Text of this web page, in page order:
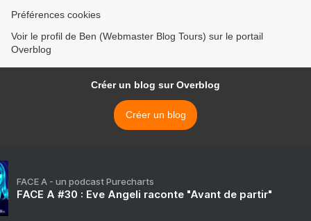
Préférences cookies
Voir le profil de Ben (Webmaster Blog Tours) sur le portail
Overblog
Créer un blog sur Overblog
Créer un blog
FACE A - un podcast Purecharts
FACE A #30 : Eve Angeli raconte "Avant de partir"